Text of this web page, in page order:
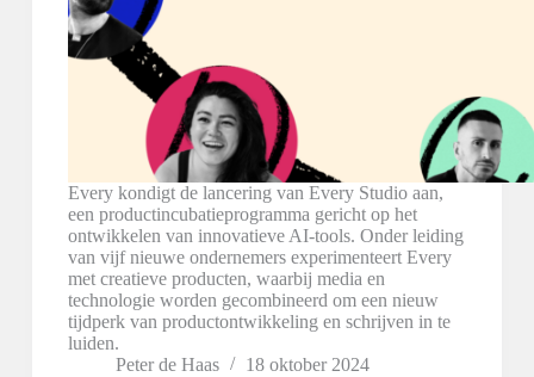
Every kondigt de lancering van Every Studio aan,
een productincubatieprogramma gericht op het
ontwikkelen van innovatieve AI-tools. Onder leiding
van vijf nieuwe ondernemers experimenteert Every
met creatieve producten, waarbij media en
technologie worden gecombineerd om een nieuw
tijdperk van productontwikkeling en schrijven in te
luiden.
Peter de Haas
18 oktober 2024